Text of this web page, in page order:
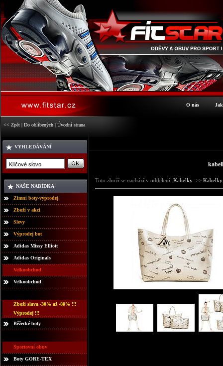
O nás
<< Zpět | Do oblíbených | Úvodní strana
VYHLEDÁVÁNÍ
NAŠE NABÍDKA
Zimní boty-výprodej
Zboží v akci
Slevy
Výprodej bot
Adidas Missy Elliott
Adidas Originals
Velkoobchod
Velkoobchod
Zboží slava -30% až -80% !!!
Výprodej !!!
Běžecké boty
Sportovní obuv
Boty GORE-TEX
Toto zboží se nachází v oddělení: Kabelky >>